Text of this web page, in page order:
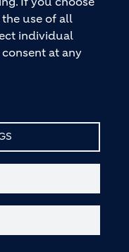
an!
Ihnen
aus der
the use of all
individual
at any